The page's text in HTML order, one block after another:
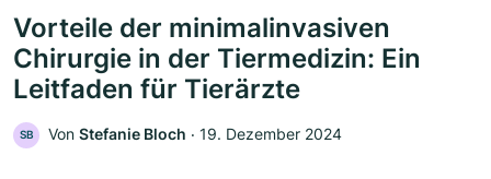
Vorteile der minimalinvasiven
Chirurgie in der Tiermedizin: Ein
Leitfaden für Tierärzte
SB Von Stefanie Bloch ‧ 19. Dezember 2024